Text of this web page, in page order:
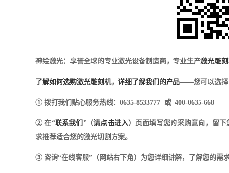
神绘激光：享誉全球的专业激光设备制造商，专业生产激光雕
了解如何选购激光雕刻机， 详细了解我们的产品——您可以选择
① 拨打我们贴心服务热线：0635-8533777 或 400-0635-668
② 在“联系我们 ”（请点击进入）页面填写您的采购意向，留
求推荐适合您的激光切割方案。
③ 咨询“在线客服”（网站右下角）为您详细讲解，了解您的需